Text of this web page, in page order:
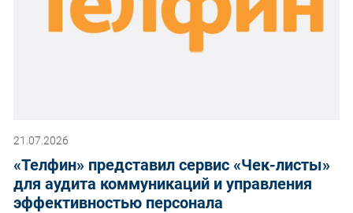
21.07.2026
«Телфин» представил сервис «Чек-листы»
для аудита коммуникаций и управления
эффективностью персонала